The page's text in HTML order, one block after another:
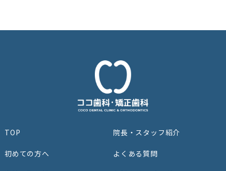
TOP
初めての⽅へ
院⻑‧スタッフ紹介
よくある質問